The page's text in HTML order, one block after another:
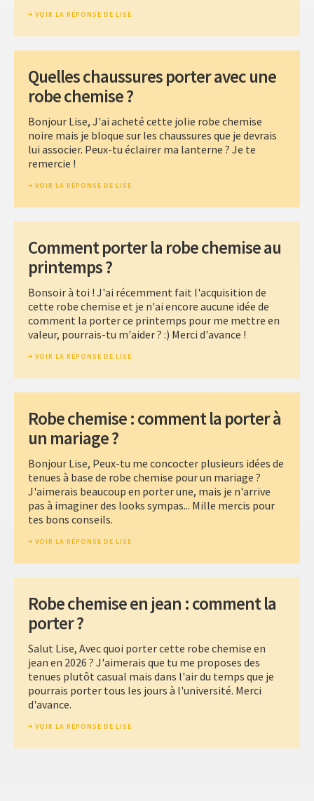
VOIR LA RÉPONSE DE LISE
Quelles chaussures porter avec une
robe chemise ?
Bonjour Lise, J'ai acheté cette jolie robe chemise
noire mais je bloque sur les chaussures que je devrais
lui associer. Peux-tu éclairer ma lanterne ? Je te
remercie !
VOIR LA RÉPONSE DE LISE
Comment porter la robe chemise au
printemps ?
Bonsoir à toi ! J'ai récemment fait l'acquisition de
cette robe chemise et je n'ai encore aucune idée de
comment la porter ce printemps pour me mettre en
valeur, pourrais-tu m'aider ? :) Merci d'avance !
VOIR LA RÉPONSE DE LISE
Robe chemise : comment la porter à
un mariage ?
Bonjour Lise, Peux-tu me concocter plusieurs idées de
tenues à base de robe chemise pour un mariage ?
J'aimerais beaucoup en porter une, mais je n'arrive
pas à imaginer des looks sympas... Mille mercis pour
tes bons conseils.
VOIR LA RÉPONSE DE LISE
Robe chemise en jean : comment la
porter ?
Salut Lise, Avec quoi porter cette robe chemise en
jean en 2026 ? J'aimerais que tu me proposes des
tenues plutôt casual mais dans l'air du temps que je
pourrais porter tous les jours à l'université. Merci
d'avance.
VOIR LA RÉPONSE DE LISE